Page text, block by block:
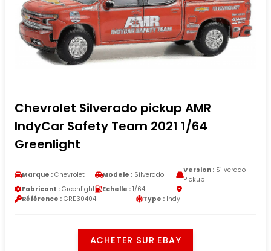
Chevrolet Silverado pickup AMR
IndyCar Safety Team 2021 1/64
Greenlight
Marque : Chevrolet Modele : Silverado
Version :Silverado
Pickup
Fabricant : Greenlight Echelle : 1/64
Référence : GRE30404 Type : Indy
ACHETER SUR EBAY